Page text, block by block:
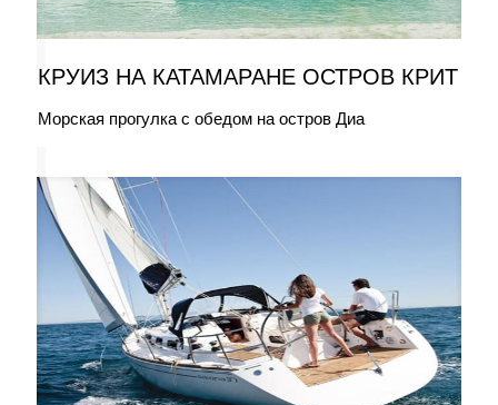
КРУИЗ НА КАТАМАРАНЕ ОСТРОВ КРИТ
Морская прогулка с обедом на остров Диа